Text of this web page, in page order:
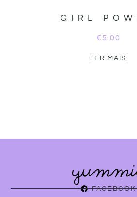
GIRL
€ 5.00
LER MAIS
FACEBOOK